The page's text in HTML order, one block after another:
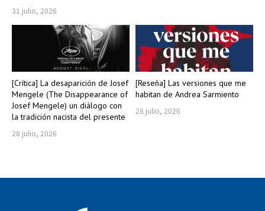
31 julio, 2026
[Crítica] La desaparición de Josef
Mengele (The Disappearance of
Josef Mengele) un diálogo con
la tradición nacista del presente
28 julio, 2026
[Reseña] Las versiones que me
habitan de Andrea Sarmiento
28 julio, 2026